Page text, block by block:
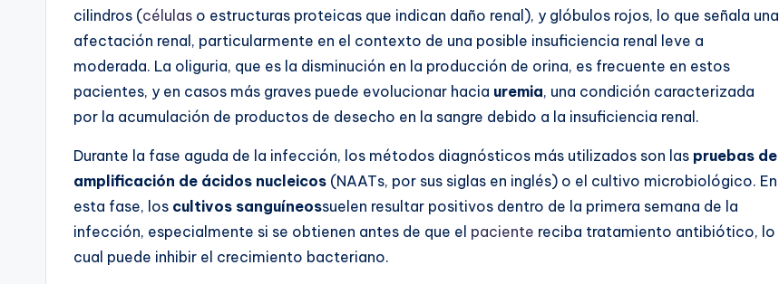
cilindros (células o estructuras proteicas que indican daño renal), y glóbulos rojos, lo que señala una
afectación renal, particularmente en el contexto de una posible insuficiencia renal leve a
moderada. La oliguria, que es la disminución en la producción de orina, es frecuente en estos
pacientes, y en casos más graves puede evolucionar hacia uremia, una condición caracterizada
por la acumulación de productos de desecho en la sangre debido a la insuficiencia renal.
Durante la fase aguda de la infección, los métodos diagnósticos más utilizados son las pruebas de
amplificación de ácidos nucleicos (NAATs, por sus siglas en inglés) o el cultivo microbiológico. En
esta fase, los cultivos sanguíneossuelen resultar positivos dentro de la primera semana de la
infección, especialmente si se obtienen antes de que el paciente reciba tratamiento antibiótico, lo
cual puede inhibir el crecimiento bacteriano.